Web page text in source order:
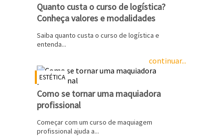
Quanto custa o curso de logística?
Conheça valores e modalidades
Saiba quanto custa o curso de logística e
entenda...
continuar...
ESTÉTICA
Como se tornar uma maquiadora
profissional
Começar com um curso de maquiagem
profissional ajuda a...